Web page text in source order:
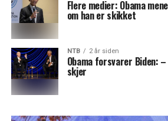
Flere medier: Obama
om han er skikket
NTB 2 år siden
Obama forsvarer Biden:
skjer